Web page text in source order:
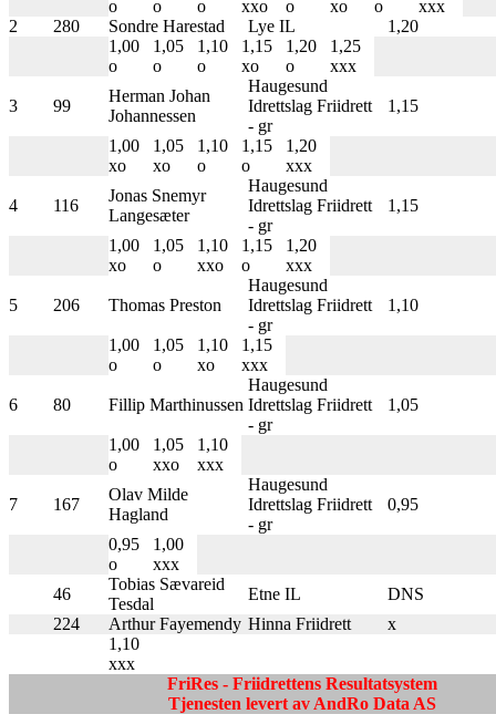
o
o
o
xxo
o
xo
o
xxx
2
280 Sondre Harestad Lye IL
1,20
1,00
o
1,05
o
1,10
o
1,15
xo
1,20
o
1,25
xxx
3 99
Herman Johan
Johannessen
Haugesund
Idrettslag Friidrett
- gr
1,15
1,00
xo
1,05
xo
1,10
o
1,15
o
1,20
xxx
4 116
Jonas Snemyr
Langesæter
Haugesund
Idrettslag Friidrett
- gr
1,15
1,00
xo
1,05
o
1,10
xxo
1,15
o
1,20
xxx
5 206 Thomas Preston
Haugesund
Idrettslag Friidrett
- gr
1,10
1,00
o
1,05
o
1,10
xo
1,15
xxx
6 80 Fillip Marthinussen
Haugesund
Idrettslag Friidrett
- gr
1,05
1,00
o
1,05
xxo
1,10
xxx
7 167
Olav Milde
Hagland
Haugesund
Idrettslag Friidrett
- gr
0,95
0,95
o
1,00
xxx
46
Tobias Sævareid
Tesdal
Etne IL
DNS
224
Arthur Fayemendy Hinna Friidrett
x
1,10
xxx
FriRes - Friidrettens Resultatsystem
Tjenesten levert av AndRo Data AS